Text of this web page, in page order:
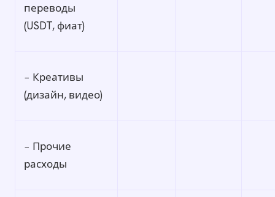
переводы
(USDT, фиат)
− Креативы
(дизайн, видео)
− Прочие
расходы